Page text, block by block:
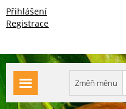
Přihlášení
Registrace